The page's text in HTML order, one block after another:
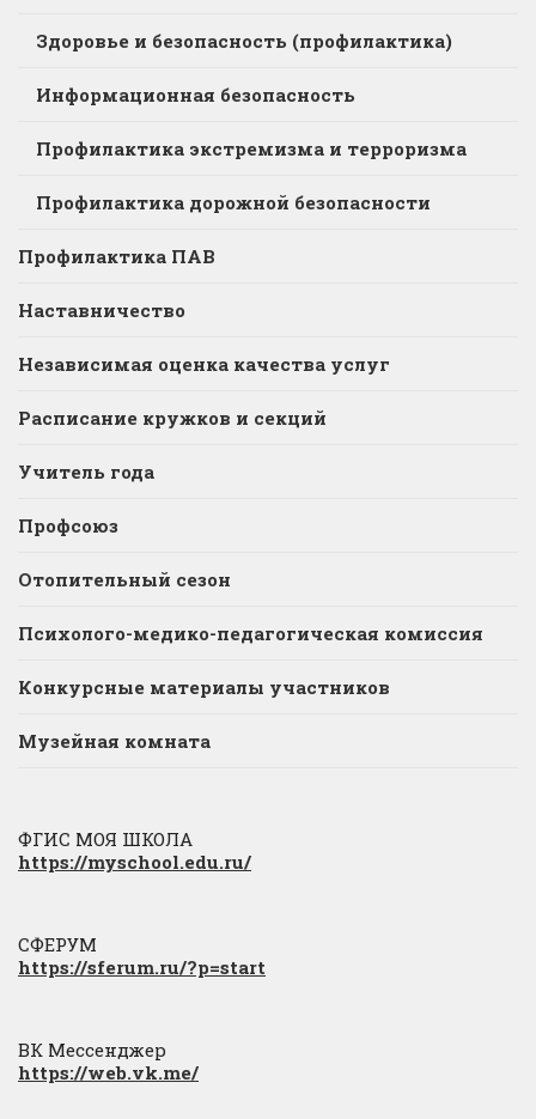
Здоровье и безопасность (профилактика)
Информационная безопасность
Профилактика экстремизма и терроризма
Профилактика дорожной безопасности
Профилактика ПАВ
Наставничество
Независимая оценка качества услуг
Расписание кружков и секций
Учитель года
Профсоюз
Отопительный сезон
Психолого-медико-педагогическая комиссия
Конкурсные материалы участников
Музейная комната
ФГИС МОЯ ШКОЛА
https://myschool.edu.ru/
СФЕРУМ
https://sferum.ru/?p=start
ВК Мессенджер
https://web.vk.me/